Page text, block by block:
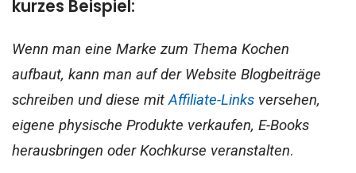
kurzes Beispiel:
Wenn man eine Marke zum Thema Kochen
aufbaut, kann man auf der Website Blogbeiträge
schreiben und diese mitAffiliate-Links versehen,
eigene physische Produkte verkaufen, E-Books
herausbringen oder Kochkurse veranstalten.